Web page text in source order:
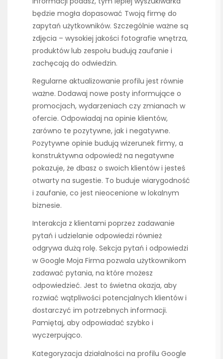
będzie mogła dopasować Twoją firmę do
zapytań użytkowników. Szczególnie ważne są
zdjęcia – wysokiej jakości fotografie wnętrza,
produktów lub zespołu budują zaufanie i
zachęcają do odwiedzin.
Regularne aktualizowanie profilu jest równie
ważne. Dodawaj nowe posty informujące o
promocjach, wydarzeniach czy zmianach w
ofercie. Odpowiadaj na opinie klientów,
zarówno te pozytywne, jak i negatywne.
Pozytywne opinie budują wizerunek firmy, a
konstruktywna odpowiedź na negatywne
pokazuje, że dbasz o swoich klientów i jesteś
otwarty na sugestie. To buduje wiarygodność
i zaufanie, co jest nieocenione w lokalnym
biznesie.
Interakcja z klientami poprzez zadawanie
pytań i udzielanie odpowiedzi również
odgrywa dużą rolę. Sekcja pytań i odpowiedzi
w Google Moja Firma pozwala użytkownikom
zadawać pytania, na które możesz
odpowiedzieć. Jest to świetna okazja, aby
rozwiać wątpliwości potencjalnych klientów i
dostarczyć im potrzebnych informacji.
Pamiętaj, aby odpowiadać szybko i
wyczerpująco.
Kategoryzacja działalności na profilu Google